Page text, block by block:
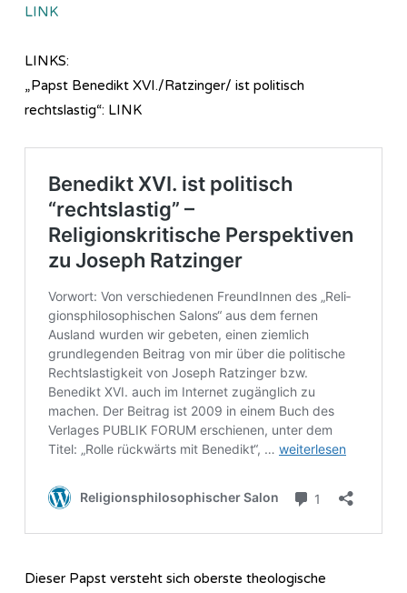
LINK
LINKS:
„Papst Benedikt XVI./Ratzinger/ ist politisch
rechtslastig“: LINK
Dieser Papst versteht sich oberste theologische